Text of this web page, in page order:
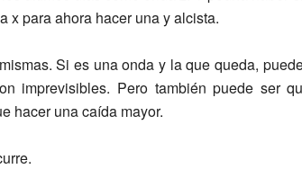
x para ahora hacer una y alcista.
Si es una onda y la que queda,
imprevisibles. Pero también puede ser
hacer una caída mayor.